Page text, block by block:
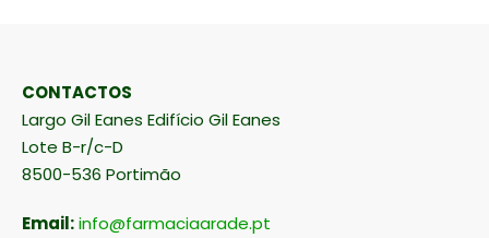
CONTACTOS
Largo Gil Eanes Edifício Gil Eanes
Lote B-r/c-D
8500-536 Portimão
Email:info@farmaciaarade.pt